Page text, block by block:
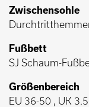
Zwischensohle
Fußbett
SJ Schaum-
Größenbereich
EU 36-50 , UK